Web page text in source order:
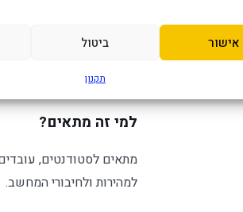
אישור ביטול
תקנון
USB Hub
- מאפשר
פתרון פשוט
- מוסיף
למי זה מתאים?
למהירות ולחיבורי המחשב.